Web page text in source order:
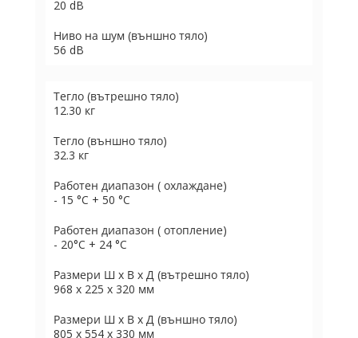
20 dB
Ниво на шум (външно тяло)
56 dB
Тегло (вътрешно тяло)
12.30 кг
Тегло (външно тяло)
32.3 кг
Работен диапазон ( охлаждане)
- 15 °C + 50 °C
Работен диапазон ( отопление)
- 20°C + 24 °C
Размери Ш х В х Д (вътрешно тяло)
968 х 225 х 320 мм
Размери Ш х В х Д (външно тяло)
805 х 554 х 330 мм